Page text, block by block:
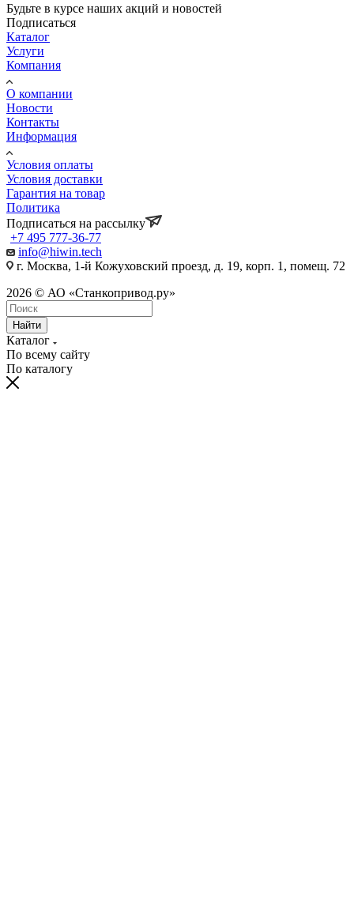
Будьте в курсе наших акций и новостей
Подписаться
Каталог
Услуги
Компания
О компании
Новости
Контакты
Информация
Условия оплаты
Условия доставки
Гарантия на товар
Политика
Подписаться на рассылку
+7 495 777-36-77
info@hiwin.tech
г. Москва, 1-й Кожуховский проезд, д. 19, корп. 1, помещ. 72
2026 © АО «Станкопривод.ру»
Найти
Каталог
По всему сайту
По каталогу